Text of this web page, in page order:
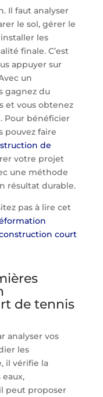
Il faut analyser
le sol, gérer le
les
finale. C’est
appuyer sur
un
gagnez du
et vous obtenez
Pour bénéficier
pouvez faire
de
votre projet
une méthode
résultat durable.
pas à lire cet
court
de tennis
analyser vos
les
il vérifie la
peut proposer